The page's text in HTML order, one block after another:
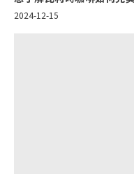
2024-12-15